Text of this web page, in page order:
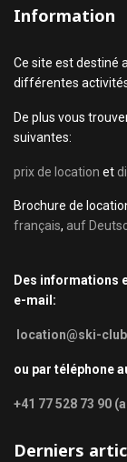
Information
Ce site est destiné
différentes
De plus vous
suivantes:
prix de location et
Brochure de
français, auf
Des informations
e-mail:
location@ski-
ou par téléphone
+41 77 528 73 90
Derniers